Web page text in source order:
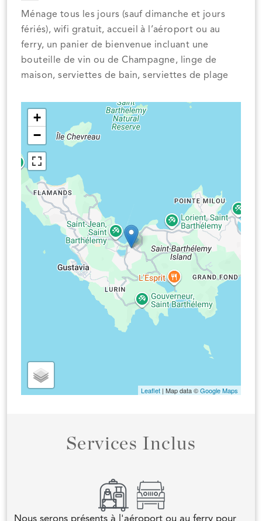
Ménage tous les jours (sauf dimanche et jours
fériés), wifi gratuit, accueil à l’aéroport ou au
ferry, un panier de bienvenue incluant une
bouteille de vin ou de Champagne, linge de
maison, serviettes de bain, serviettes de plage
+
−
Leaflet | Map data ©Google Maps
Services Inclus